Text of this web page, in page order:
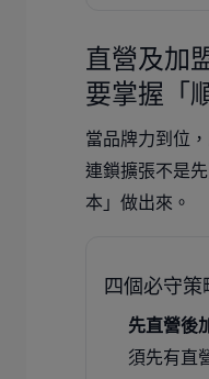
直營及加
要掌握「
當品牌力到位
連鎖擴張不是
本」做出來。
四個必守策
先直營後
須先有直